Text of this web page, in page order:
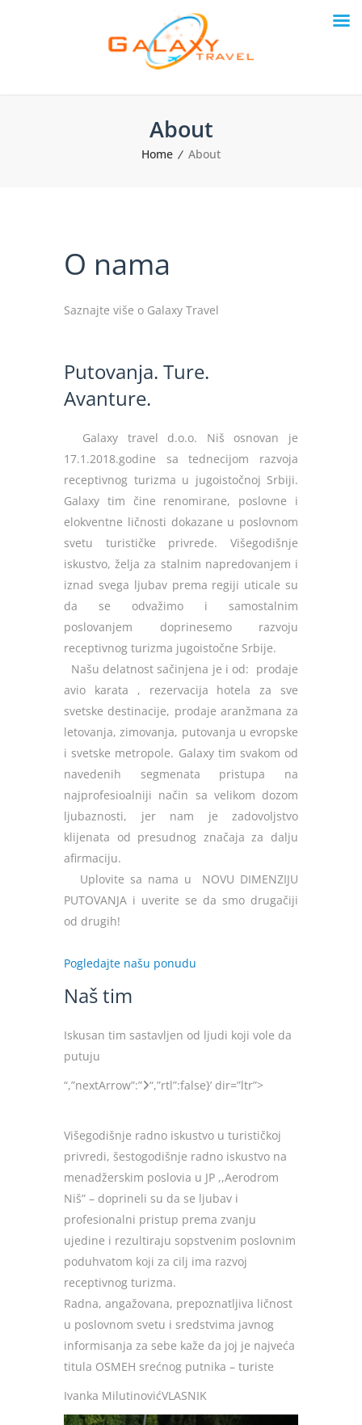
About
Home About
O nama
Saznajte više o Galaxy Travel
Putovanja. Ture.
Avanture.
Galaxy travel d.o.o. Niš osnovan je
17.1.2018.godine sa tednecijom razvoja
receptivnog turizma u jugoistočnoj Srbiji.
Galaxy tim čine renomirane, poslovne i
elokventne ličnosti dokazane u poslovnom
svetu turističke privrede. Višegodišnje
iskustvo, želja za stalnim napredovanjem i
iznad svega ljubav prema regiji uticale su
da se odvažimo i samostalnim
poslovanjem doprinesemo razvoju
receptivnog turizma jugoistočne Srbije.
Našu delatnost sačinjena je i od: prodaje
avio karata , rezervacija hotela za sve
svetske destinacije, prodaje aranžmana za
letovanja, zimovanja, putovanja u evropske
i svetske metropole. Galaxy tim svakom od
navedenih segmenata pristupa na
najprofesioalniji način sa velikom dozom
ljubaznosti, jer nam je zadovoljstvo
klijenata od presudnog značaja za dalju
afirmaciju.
Uplovite sa nama u NOVU DIMENZIJU
PUTOVANJA i uverite se da smo drugačiji
od drugih!
Pogledajte našu ponudu
Naš tim
Iskusan tim sastavljen od ljudi koji vole da
putuju
“,”nextArrow”:” “,”rtl”:false}’ dir=”ltr”>
Višegodišnje radno iskustvo u turističkoj
privredi, šestogodišnje radno iskustvo na
menadžerskim poslovia u JP ,,Aerodrom
Niš” – doprineli su da se ljubav i
profesionalni pristup prema zvanju
ujedine i rezultiraju sopstvenim poslovnim
poduhvatom koji za cilj ima razvoj
receptivnog turizma.
Radna, angažovana, prepoznatljiva ličnost
u poslovnom svetu i sredstvima javnog
informisanja za sebe kaže da joj je najveća
titula OSMEH srećnog putnika – turiste
Ivanka MilutinovićVLASNIK